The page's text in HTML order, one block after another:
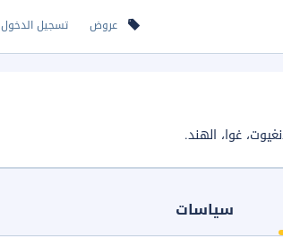
عروض تسجيل الدخول
سياسات